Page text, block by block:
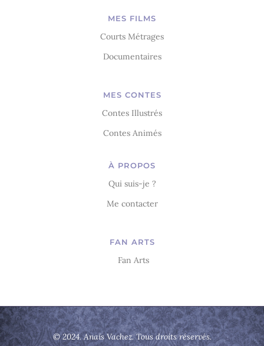
MES FILMS
Courts Métrages
Documentaires
MES CONTES
Contes Illustrés
Contes Animés
À PROPOS
Qui suis-je ?
Me contacter
FAN ARTS
Fan Arts
© 2024. Anaïs Vachez. Tous droits réservés.